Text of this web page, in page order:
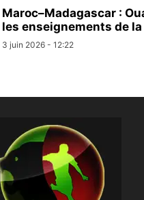
Maroc–Madagascar :
les enseignements de
3 juin 2026 - 12:22